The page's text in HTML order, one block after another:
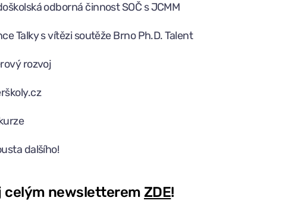
odborná činnost SOČ s JCMM
Talky s vítězi soutěže Brno Ph.D. Talent
rozvoj
dalšího!
celým newsletterem ZDE!